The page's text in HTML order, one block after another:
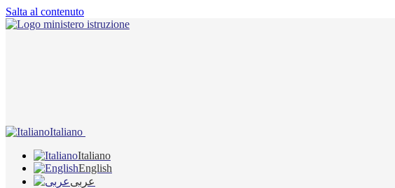
Salta al contenuto
Italiano
Italiano
English
عربى